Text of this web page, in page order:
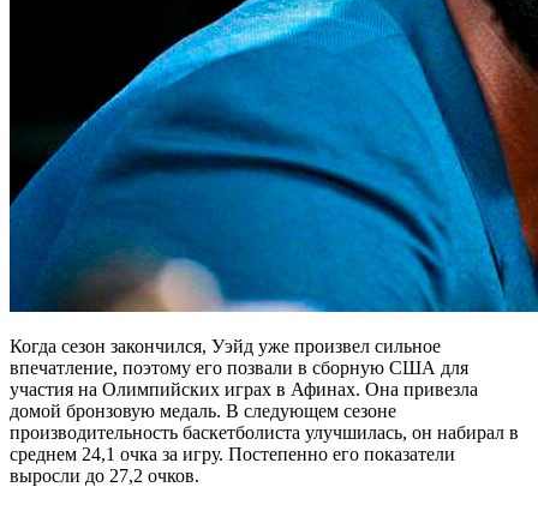
Когда сезон закончился, Уэйд уже произвел сильное
впечатление, поэтому его позвали в сборную США для
участия на Олимпийских играх в Афинах. Она привезла
домой бронзовую медаль. В следующем сезоне
производительность баскетболиста улучшилась, он набирал в
среднем 24,1 очка за игру. Постепенно его показатели
выросли до 27,2 очков.